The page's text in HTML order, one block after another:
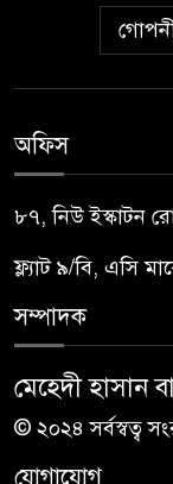
অফিস
৮৭, নিউ ইস্কাটন
ফ্ল্যাট ৯/বি, এসি
সম্পাদক
মেহেদী হাসান
© ২০২৪ সর্বস্বত্ব
যোগাযোগ